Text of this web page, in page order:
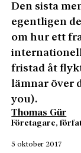
Den sista
egentligen
om hur ett
fristad åt
lämnar över
you).
Thomas Gür
Företagare,
5 oktober 2017